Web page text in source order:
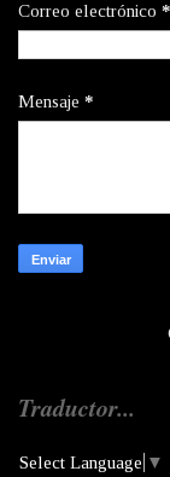
Correo electrónico *
Mensaje *
Traductor...
Select Language ▼